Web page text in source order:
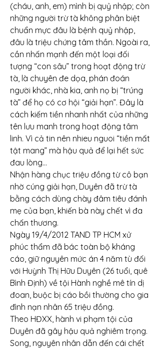
(cháu, anh, em) mình bị quỷ nhập; còn
những người trừ tà không phân biệt
chuẩn mực đâu là bệnh quỷ nhập,
đâu là triệu chứng tâm thần. Ngoài ra,
cần nhấn mạnh đến một loại đối
tượng “con sâu” trong hoạt động trừ
tà, là chuyên đe dọa, phán đoán
người khác, nhà kia, anh nọ bị “trúng
tà” để họ có cơ hội “giải hạn”. Đây là
cách kiếm tiền nhanh nhất của những
tên lưu manh trong hoạt động tâm
linh. Vì cả tin nên nhieu nguoi “tiền mất
tật mang” mà hậu quả để lại hết sức
đau lòng…
Nhận hàng chục triệu đồng từ cô bạn
nhờ cúng giải hạn, Duyên đã trừ tà
bằng cách dùng chày đâm tiêu đánh
mẹ của bạn, khiến bà này chết vì đa
chấn thương.
Ngày 19/4/2012 TAND TP HCM xử
phúc thẩm đã bác toàn bộ kháng
cáo, giữ nguyên mức án 4 năm tù đối
với Huỳnh Thị Hữu Duyên (26 tuổi, quê
Bình Định) về tội Hành nghề mê tín dị
đoan, buộc bị cáo bồi thường cho gia
đình nạn nhân 65 triệu đồng.
Theo HĐXX, hành vi phạm tội của
Duyên đã gây hậu quả nghiêm trọng.
Song, nguyên nhân dẫn đến cái chết